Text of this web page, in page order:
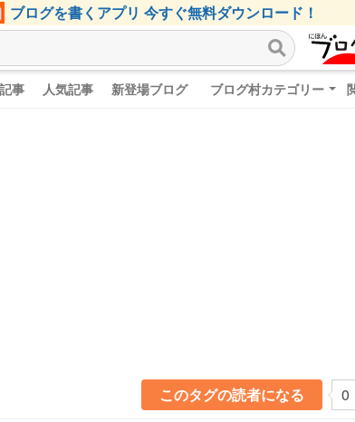
ブログを書くアプリ 今すぐ無料ダウンロード！
事 人気記事 新登場ブログ ブログ村カテゴリー
このタグの読者になる 0